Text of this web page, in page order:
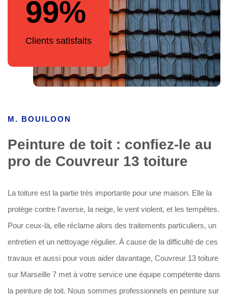
99%
Clients satisfaits
M. BOUILOON
Peinture de toit : confiez-le au
pro de Couvreur 13 toiture
La toiture est la partie très importante pour une maison. Elle la
protège contre l’averse, la neige, le vent violent, et les tempêtes.
Pour ceux-là, elle réclame alors des traitements particuliers, un
entretien et un nettoyage régulier. À cause de la difficulté de ces
travaux et aussi pour vous aider davantage, Couvreur 13 toiture
sur Marseille 7 met à votre service une équipe compétente dans
la peinture de toit. Nous sommes professionnels en peinture sur